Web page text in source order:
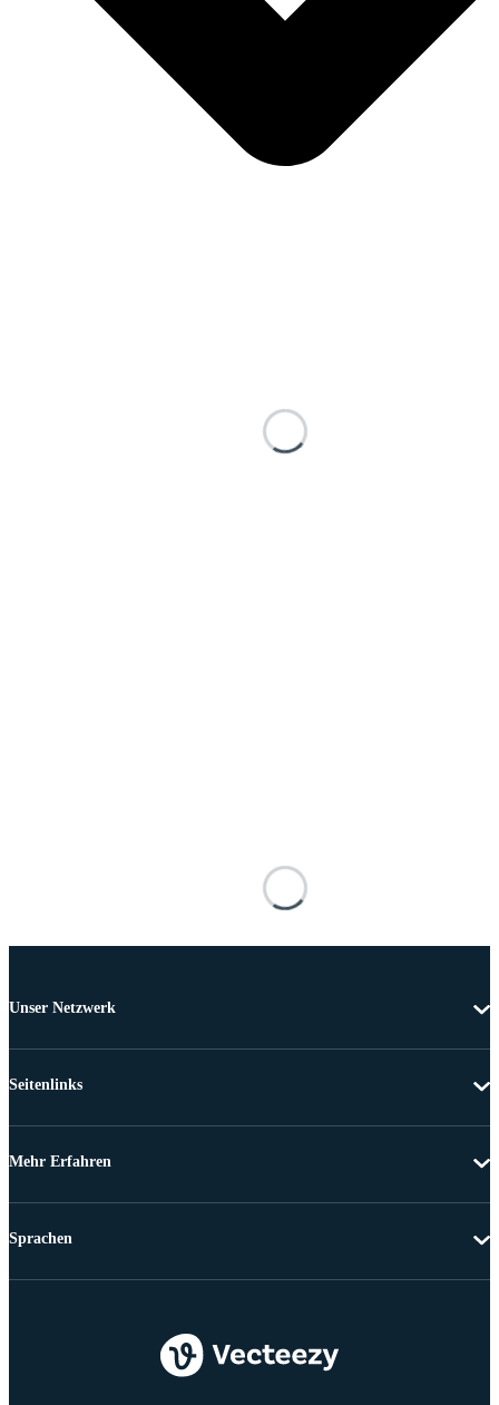
Unser Netzwerk
Seitenlinks
Mehr Erfahren
Sprachen